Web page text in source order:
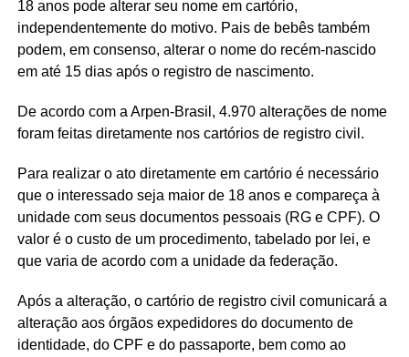
18 anos pode alterar seu nome em cartório,
independentemente do motivo. Pais de bebês também
podem, em consenso, alterar o nome do recém-nascido
em até 15 dias após o registro de nascimento.
De acordo com a Arpen-Brasil, 4.970 alterações de nome
foram feitas diretamente nos cartórios de registro civil.
Para realizar o ato diretamente em cartório é necessário
que o interessado seja maior de 18 anos e compareça à
unidade com seus documentos pessoais (RG e CPF). O
valor é o custo de um procedimento, tabelado por lei, e
que varia de acordo com a unidade da federação.
Após a alteração, o cartório de registro civil comunicará a
alteração aos órgãos expedidores do documento de
identidade, do CPF e do passaporte, bem como ao